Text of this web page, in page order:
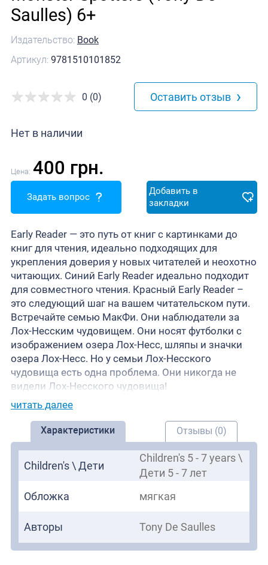
Издательство: Book
Артикул: 9781510101852
Saulles) 6+
Нет в наличии
0 (0) Оставить отзыв ›
Цена: 400 грн.
Задать вопрос
Добавить в
закладки
Early Reader — это путь от книг с картинками до
книг для чтения, идеально подходящих для
укрепления доверия у новых читателей и неохотно
читающих. Синий Early Reader идеально подходит
для совместного чтения. Красный Early Reader –
это следующий шаг на вашем читательском пути.
Встречайте семью МакФи. Они наблюдатели за
Лох-Несским чудовищем. Они носят футболки с
изображением озера Лох-Несс, шляпы и значки
озера Лох-Несс. Но у семьи Лох-Несского
чудовища есть одна проблема. Они никогда не
видели Лох-Несского чудовища!
читать далее
Характеристики Отзывы (0)
Children's \ Дети
Children's 5 - 7 years \
Дети 5 - 7 лет
Обложка
мягкая
Авторы Tony De Saulles